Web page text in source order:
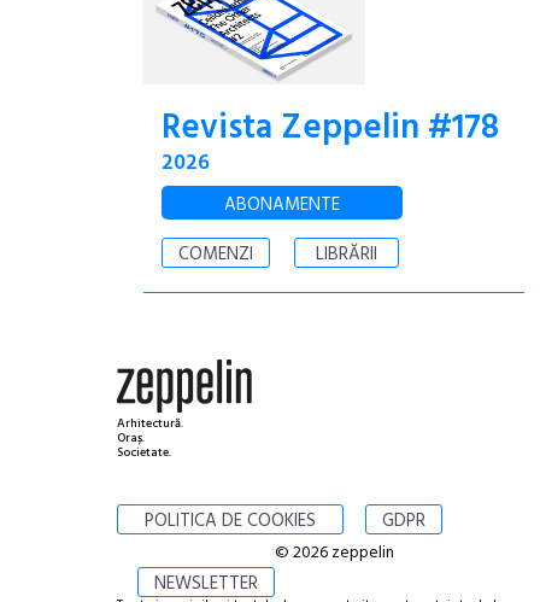
Revista Zeppelin #178
2026
ABONAMENTE
COMENZI
LIBRĂRII
Arhitectură.
Oraș.
Societate.
POLITICA DE COOKIES GDPR
NEWSLETTER
© 2026 zeppelin